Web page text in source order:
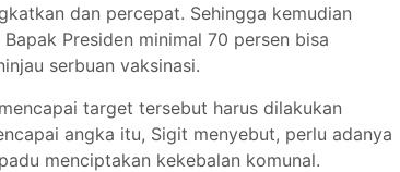
dan percepat. Sehingga kemudian
Presiden minimal 70 persen bisa
serbuan vaksinasi.
target tersebut harus dilakukan
angka itu, Sigit menyebut, perlu adanya
menciptakan kekebalan komunal.